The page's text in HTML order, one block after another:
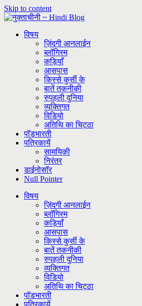
Skip to content
विषय
ज़िंदगी आनलाईन
ब्लॉगिस्म
कड़ियाँ
आसपास
किस्से कुर्सी के
बातें तकनीकी
रुपहली दुनिया
व्यक्तिगत
विडियो
अतिथि का चिट्ठा
पॉडभारती
पत्रिकायें
सामयिकी
निरंतर
डाईनोसॉर
Null Pointer
विषय
ज़िंदगी आनलाईन
ब्लॉगिस्म
कड़ियाँ
आसपास
किस्से कुर्सी के
बातें तकनीकी
रुपहली दुनिया
व्यक्तिगत
विडियो
अतिथि का चिट्ठा
पॉडभारती
पत्रिकायें